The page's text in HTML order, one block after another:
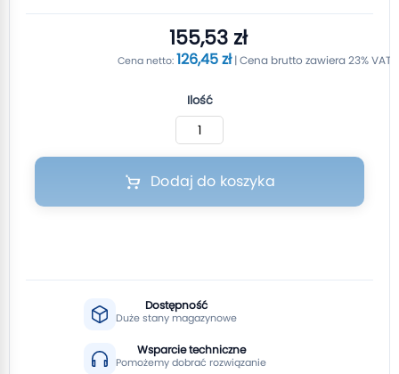
155,53 zł
126,45 zł
Ilość
Dodaj do koszyka
Dostępność
Duże stany magazynowe
Wsparcie techniczne
Pomożemy dobrać rozwiązanie